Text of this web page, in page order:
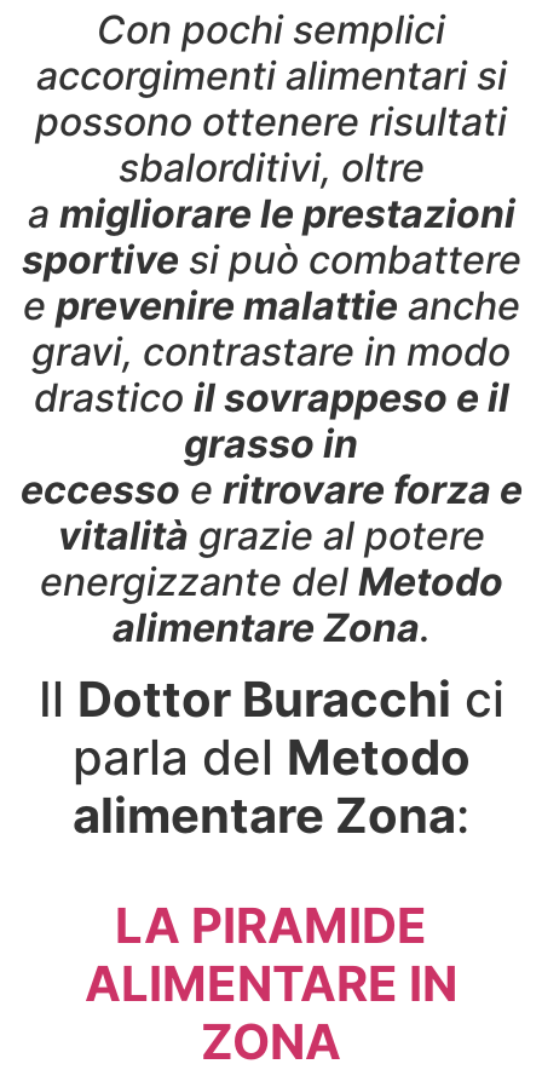
Con pochi semplici
accorgimenti alimentari si
possono ottenere risultati
sbalorditivi, oltre
a migliorare le prestazioni
sportive si può combattere
e prevenire malattie anche
gravi, contrastare in modo
drastico il sovrappeso e il
grasso in
eccesso e ritrovare forza e
vitalità grazie al potere
energizzante del Metodo
alimentare Zona.
Il Dottor Buracchi ci
parla del Metodo
alimentare Zona:
LA PIRAMIDE
ALIMENTARE IN
ZONA